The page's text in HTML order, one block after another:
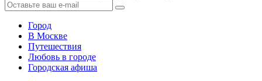
Город
В Москве
Путешествия
Любовь в городе
Городская афиша